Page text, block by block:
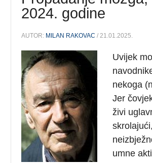
2024. godine
AUTOR: MILAN RAKOVAC / 21.01.2025.
Uvijek
nekoga
Jer
živi
umne